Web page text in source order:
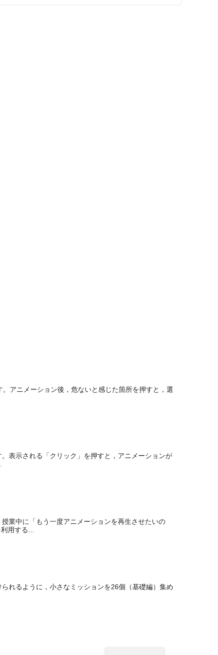
アニメーション後，危ないと感じた箇所を押すと，選
表示される「クリック」を押すと，アニメーションが
業中に「もう一度アニメーションを再生させたいの
用する...
れるように，小さなミッションを26個（基礎編）集め